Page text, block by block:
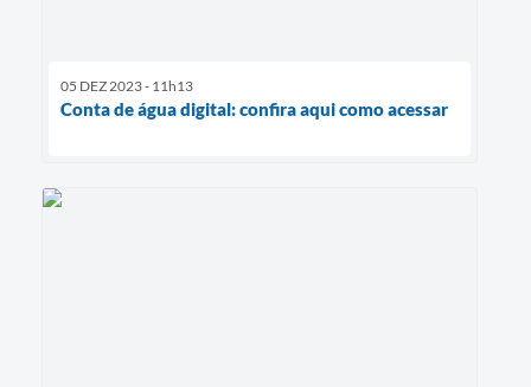
05 DEZ 2023 - 11h13
Conta de água digital: confira aqui como acessar